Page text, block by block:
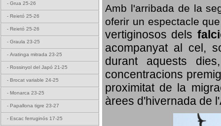
- Grua 25-26
- Reietó 25-26
- Reietó 25-26
- Graula 23-25
- Aratinga mitrada 23-25
- Rossinyol del Japó 21-25
- Brocat variable 24-25
- Monarca 23-25
- Papallona tigre 23-27
- Escac ferruginós 17-25
Amb l'arribada de la
oferir un espectacle
vertiginosos dels
acompanyat al cel,
durant aquests
concentracions
proximitat de la
àrees d'hivernada de